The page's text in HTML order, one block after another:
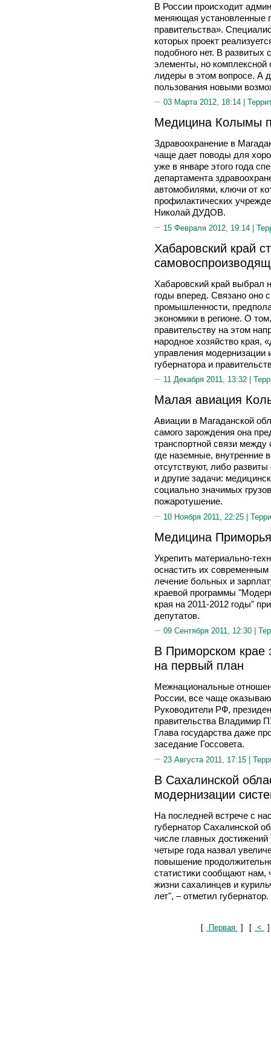
В России происходит
меняющая установленные
правительства».
которых проект
подобного нет. В
элементы, но
лидеры в этом вопросе. А
пользования новыми
03 Марта 2012, 18:14 |
Медицина Колымы
Здравоохранение в
чаще дает поводы для
уже в январе этого года
департамента
автомобилями, ключи от
профилактических
Николай ДУДОВ.
15 Февраля 2012, 19:14 |
Хабаровский край
Хабаровский край выбрал
годы вперед. Связано оно
промышленности,
экономики в регионе. О
правительству на этом
народное хозяйство края,
управления модернизации
губернатора и
11 Декабря 2011, 13:32 |
Малая авиация
Авиации в Магаданской
самого зарождения она
транспортной связи
где наземные, внутренние
отсутствуют, либо
и другие задачи:
социально значимых
пожаротушение.
10 Ноября 2011, 22:25 |
Медицина
Укрепить материально-
оснастить их
лечение больных и
краевой программы
края на 2011-2012 годы"
депутатов.
09 Сентября 2011, 12:30 |
В Приморском крае
на первый план
Межнациональные
России, все чаще
Руководители РФ,
правительства Владимир
Глава государства даже
заседание Госсовета.
23 Августа 2011, 17:15 |
В Сахалинской
модернизации
На последней встрече с
губернатор Сахалинской
числе главных
четыре года назвал
повышение
статистики сообщают нам,
жизни сахалинцев и
лет", – отметил губернатор.
[ Первая ] [ < ]